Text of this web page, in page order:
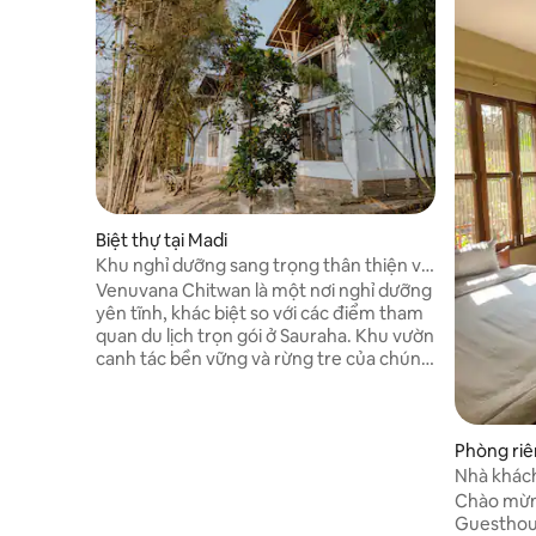
Biệt thự tại Madi
Khu nghỉ dưỡng sang trọng thân thiện với
môi trường ở Chitwan: Venuvana
Venuvana Chitwan là một nơi nghỉ dưỡng
yên tĩnh, khác biệt so với các điểm tham
quan du lịch trọn gói ở Sauraha. Khu vườn
canh tác bền vững và rừng tre của chúng
Phòng
Nhà
Chào